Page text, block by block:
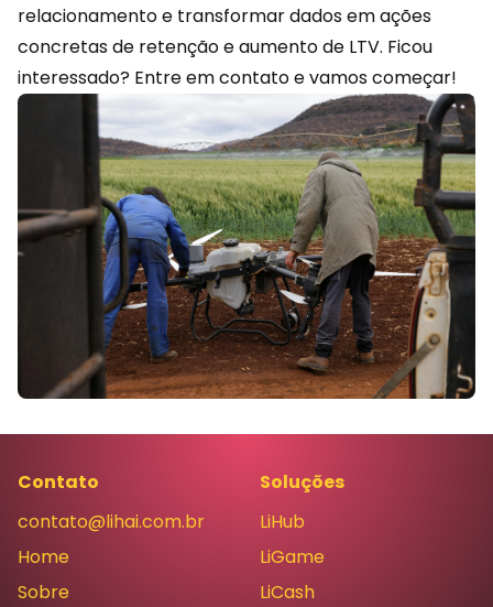
relacionamento e transformar dados em ações
concretas de retenção e aumento de LTV. Ficou
interessado? Entre em contatoe vamos começar!
Contato
contato@lihai.com.br
Home
Sobre
Soluções
LiHub
LiGame
LiCash